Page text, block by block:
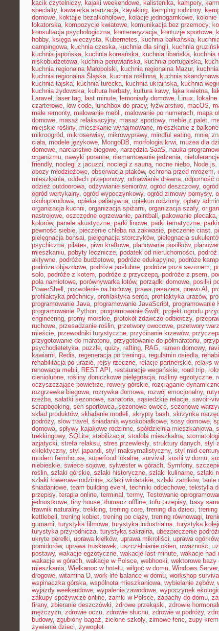
kącik czytelniczy, kajaki weekendowe, kalistenika, kampery,
specialty, kawalerka aranżacja, kayaking, kemping rodzinny,
domowe, koktajle bezalkoholowe, kolacje jednogarnkowe, kolonie
lokatorska, kompozycje kwiatowe, komunikacja bez przemocy,
konsultacja psychologiczna, konteneryzacja, kontuzje sportowe,
hobby, księga wieczysta, Kubernetes, kuchnia bałkańska,
campingowa, kuchnia czeska, kuchnia dla singli, kuchnia
kuchnia japońska, kuchnia koreańska, kuchnia libańska, kuchnia
niskobudżetowa, kuchnia peruwiańska, kuchnia portugalska,
kuchnia regionalna Małopolski, kuchnia regionalna Mazur,
kuchnia regionalna Śląska, kuchnia roślinna, kuchnia
kuchnia tajska, kuchnia turecka, kuchnia ukraińska, kuchnia
kuchnia żydowska, kultura herbaty, kultura kawy, łąka kwietna,
Laravel , laser tag, last minute, lemoniady domowe, Linux,
czarterowe, low-code, lunchbox do pracy, łyżwiarstwo, macOS,
małe remonty, malowanie mebli, malowanie po numerach, mapa
domowe, masaż relaksacyjny, masaż sportowy, meble z palet,
miejskie rośliny, mieszkanie wynajmowane, mieszkanie z
mikroogród, mikroserwisy, mikrowyprawy, mindful eating, mniej
ciała, modele językowe, MongoDB, morfologia krwi, muzea dla
domowe, narciarstwo biegowe, narzędzia SaaS, nauka
organizmu, nawyki poranne, niemarnowanie jedzenia,
friendly, noclegi z jacuzzi, noclegi z sauną, nocne niebo, Node.js,
obozy młodzieżowe, obserwacja ptaków, ochrona przed mrozem,
mieszkania, oddech przeponowy, odnawianie drewna, odporność
odzież outdoorowa, odżywianie seniorów, ogród deszczowy,
ogród wertykalny, ogród wypoczynkowy, ogród zimowy pomysły,
okołoporodowa, opieka paliatywna, opiekun rodzinny, opłaty
organizacja kuchni, organizacja spiżarni, organizacja szafy,
nastrojowe, oszczędne ogrzewanie, paintball , pakowanie plecaka,
kolorów, panele akustyczne, parki linowe, parki tematyczne,
pewność siebie, pieczenie chleba na zakwasie, pieczenie ciast,
pielęgnacja bonsai, pielęgnacja storczyków, pielęgnacja
psychiczna, pilates, piwo kraftowe, planowanie posiłków,
mieszkaniu, pobyty lecznicze, podatek od nieruchomości, podróż
aktywne, podróże budżetowe, podróże edukacyjne, podróże
podróże objazdowe, podróże poślubne, podróże poza sezonem,
solo, podróże z kotem, podróże z przyczepą, podróże z psem,
pola namiotowe, porównywarka lotów, porządki domowe, posiłki
PowerShell , pozwolenie na budowę, prawa pasażera, prawo AI ,
profilaktyka próchnicy, profilaktyka serca, profilaktyka urazów,
programowanie Java, programowanie JavaScript, programowanie
programowanie Python, programowanie Swift, projekt ogrodu
engineering, promy morskie, protokół zdawczo-odbiorczy,
ruchowe, przesadzanie roślin, przetwory owocowe, przetwory
mieście, przewodniki turystyczne, przycinanie krzewów,
przygotowanie do maratonu, przygotowanie do półmaratonu,
psychodietetyka, puzzle, quizy, rafting, RAG, ramen domowy,
kawiarni, Redis, regeneracja po treningu, regulamin osiedla,
rehabilitacja po urazie, rejsy rzeczne, relacje partnerskie, relaks
renowacja mebli, REST API , restauracje wegańskie, road trip,
cieniolubne, rośliny doniczkowe pielęgnacja, rośliny egzotyczne,
oczyszczające powietrze, rowery górskie, rozciąganie
rozgrzewka biegowa, rozrywka domowa, rozwój emocjonalny,
rzeźba, sałatki sezonowe, sanatoria, sąsiedzkie relacje, savoir-
scrapbooking, sen sportowca, sezonowe owoce, sezonowe
skład produktów, składanie modeli, skrypty bash, skrzynka
podróży, slow travel , śniadania wysokobiałkowe, sosy domowe,
domowa, spływy kajakowe rodzinne, spółdzielnia mieszkaniowa,
trekkingowy, SQLite, stabilizacja, stodoła mieszkalna,
azjatycki, strefa relaksu, stres przewlekły, struktury danych, styl
eklektyczny, styl japandi, styl maksymalistyczny, styl mid-century
modern farmhouse, superfood lokalne, survival , sushi w domu,
niebieskie, świece sojowe, sylwester w górach, Symfony,
roślin, szlaki górskie, szlaki historyczne, szlaki kulinarne, szlaki
szlaki rowerowe rodzinne, szlaki winiarskie, szlaki zamków, tanie
śniadaniowe, team building event, techniki oddechowe, tekstylia
przepisy, terapia online, terminal , termy, Testowanie
jednostkowe, tiny house, tłumacz offline, tofu przepisy, trasy
trawnik naturalny, trekking, trening core, trening dla dzieci,
kettlebell , trening kobiet, trening po ciąży, trening równowagi,
gumami, turystyka filmowa, turystyka industrialna, turystyka
turystyka przyrodnicza, turystyka sakralna, ubezpieczenie
ukryte perełki, uprawa kiełków, uprawa mikroliści, uprawa ogórków
pomidorów, uprawa truskawek, uszczelnianie okien, uważność,
postawy, wakacje egzotyczne, wakacje last minute, wakacje nad
wakacje w górach, wakacje w Polsce, webhooki, wektorowe bazy
mieszkania, Wielkanoc w hotelu, wilgoć w domu, Windows Server
drogowe, witamina D, work-life balance w domu, workshop
wspinaczka górska, wspólnota mieszkaniowa, wybielanie zębów,
wyjazdy weekendowe, wypalenie zawodowe, wypoczynek
zakupy spożywcze online, zamki w Polsce, zapachy do domu,
firany, zbieranie deszczówki, zdrowe przekąski, zdrowie
mężczyzn, zdrowie oczu, zdrowie słuchu, zdrowie w podróży,
budowy, zgubiony bagaż, zielone szkoły, zimowe ferie, zupy krem
żywienie dzieci, żywopłot